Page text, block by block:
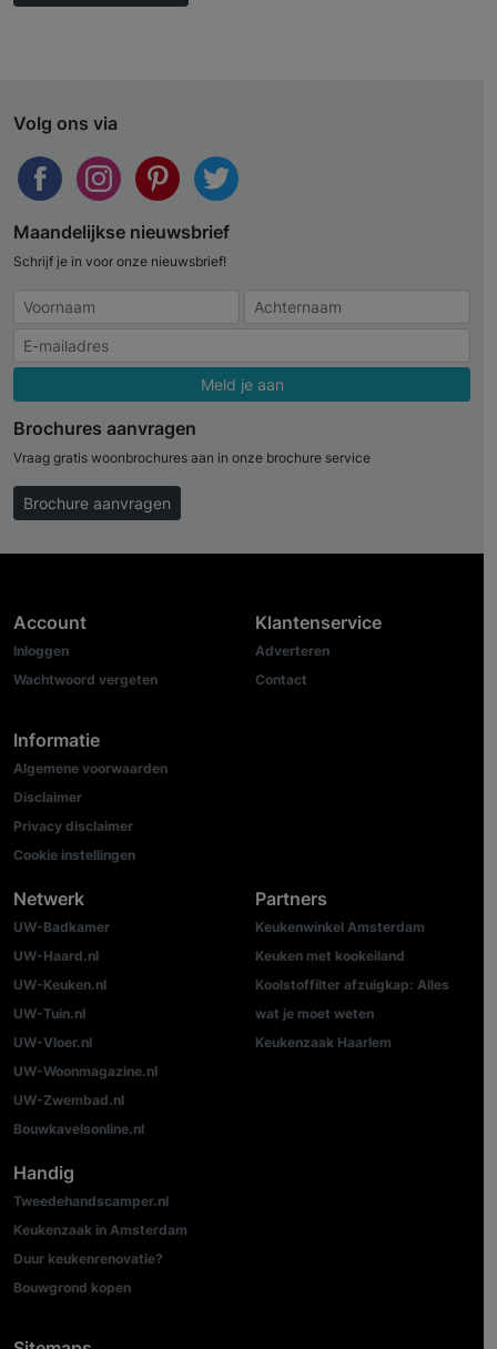
Volg ons via
Maandelijkse nieuwsbrief
Schrijf je in voor onze nieuwsbrief!
Meld je aan
Brochures aanvragen
Vraag gratis woonbrochures aan in onze brochure service
Brochure aanvragen
Account
Inloggen
Wachtwoord vergeten
Informatie
Algemene voorwaarden
Disclaimer
Privacy disclaimer
Cookie instellingen
Klantenservice
Adverteren
Contact
Netwerk
UW-Badkamer
UW-Haard.nl
UW-Keuken.nl
UW-Tuin.nl
UW-Vloer.nl
UW-Woonmagazine.nl
UW-Zwembad.nl
Bouwkavelsonline.nl
Partners
Keukenwinkel Amsterdam
Keuken met kookeiland
Koolstoffilter afzuigkap: Alles
wat je moet weten
Keukenzaak Haarlem
Handig
Tweedehandscamper.nl
Keukenzaak in Amsterdam
Duur keukenrenovatie?
Bouwgrond kopen